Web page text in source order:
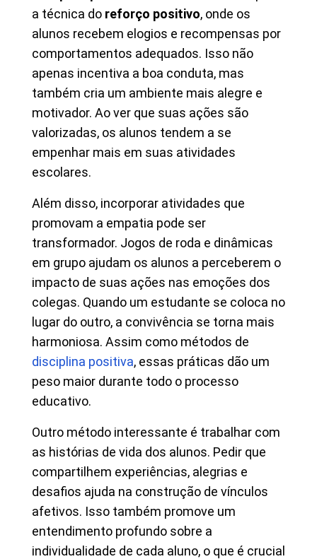
a técnica do reforço positivo, onde os
alunos recebem elogios e recompensas por
comportamentos adequados. Isso não
apenas incentiva a boa conduta, mas
também cria um ambiente mais alegre e
motivador. Ao ver que suas ações são
valorizadas, os alunos tendem a se
empenhar mais em suas atividades
escolares.
Além disso, incorporar atividades que
promovam a empatia pode ser
transformador. Jogos de roda e dinâmicas
em grupo ajudam os alunos a perceberem o
impacto de suas ações nas emoções dos
colegas. Quando um estudante se coloca no
lugar do outro, a convivência se torna mais
harmoniosa. Assim como métodos de
disciplina positiva, essas práticas dão um
peso maior durante todo o processo
educativo.
Outro método interessante é trabalhar com
as histórias de vida dos alunos. Pedir que
compartilhem experiências, alegrias e
desafios ajuda na construção de vínculos
afetivos. Isso também promove um
entendimento profundo sobre a
individualidade de cada aluno, o que é crucial